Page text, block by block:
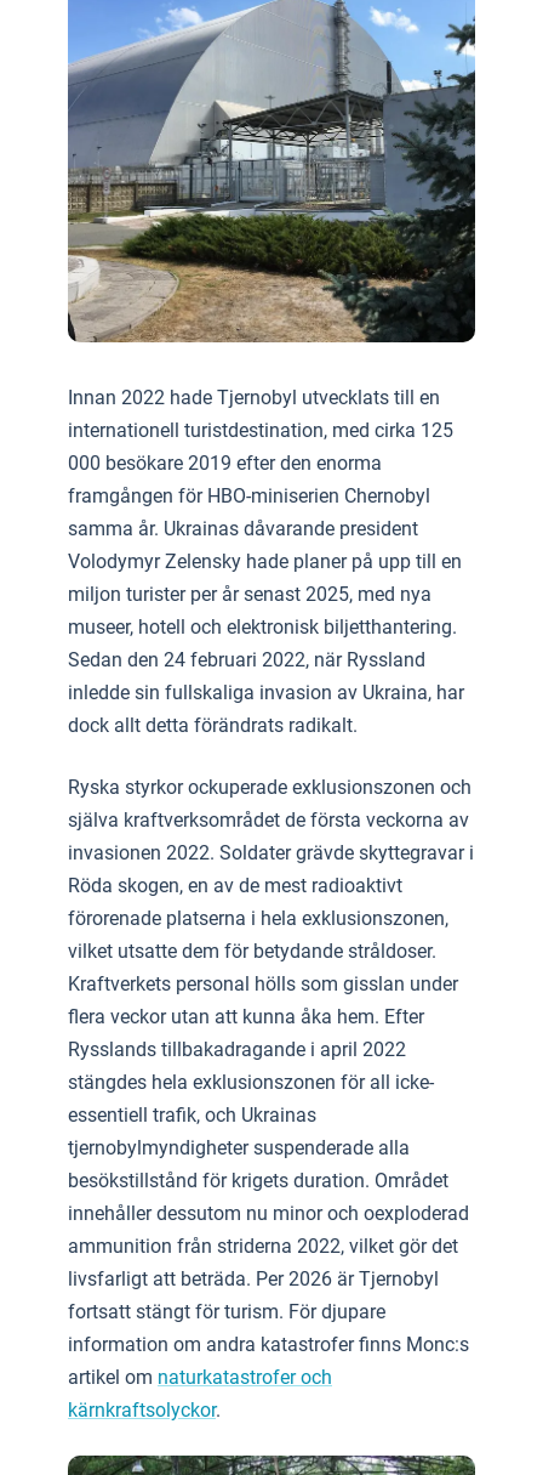
Innan 2022 hade Tjernobyl utvecklats till en
internationell turistdestination, med cirka 125
000 besökare 2019 efter den enorma
framgången för HBO-miniserien Chernobyl
samma år. Ukrainas dåvarande president
Volodymyr Zelensky hade planer på upp till en
miljon turister per år senast 2025, med nya
museer, hotell och elektronisk biljetthantering.
Sedan den 24 februari 2022, när Ryssland
inledde sin fullskaliga invasion av Ukraina, har
dock allt detta förändrats radikalt.
Ryska styrkor ockuperade exklusionszonen och
själva kraftverksområdet de första veckorna av
invasionen 2022. Soldater grävde skyttegravar i
Röda skogen, en av de mest radioaktivt
förorenade platserna i hela exklusionszonen,
vilket utsatte dem för betydande stråldoser.
Kraftverkets personal hölls som gisslan under
flera veckor utan att kunna åka hem. Efter
Rysslands tillbakadragande i april 2022
stängdes hela exklusionszonen för all icke-
essentiell trafik, och Ukrainas
tjernobylmyndigheter suspenderade alla
besökstillstånd för krigets duration. Området
innehåller dessutom nu minor och oexploderad
ammunition från striderna 2022, vilket gör det
livsfarligt att beträda. Per 2026 är Tjernobyl
fortsatt stängt för turism. För djupare
information om andra katastrofer finns Monc:s
artikel om naturkatastrofer och
kärnkraftsolyckor.